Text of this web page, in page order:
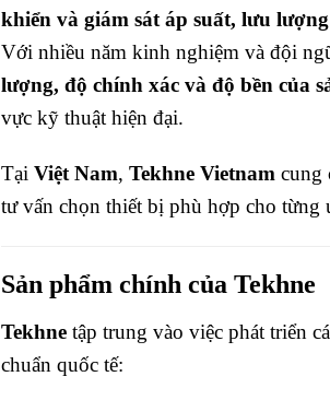
khiển và giám sát áp suất, lưu
Với nhiều năm kinh nghiệm và đội
lượng, độ chính xác và độ bền của
vực kỹ thuật hiện đại.
Tại Việt Nam, Tekhne Vietnam cung
tư vấn chọn thiết bị phù hợp cho từng
Sản phẩm chính của Tekhne
Tekhne tập trung vào việc phát triển
chuẩn quốc tế: